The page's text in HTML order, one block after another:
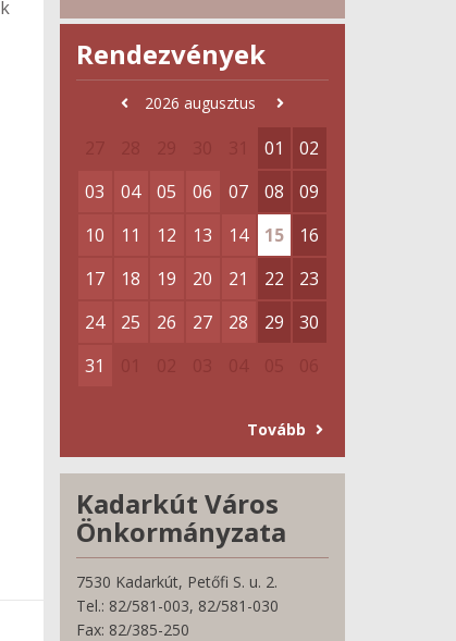
Rendezvények
2026 augusztus
01
02
03
04 05 06 07 08
09
10
11 12 13 14 15
16
17
18 19 20 21 22
23
24
25 26 27 28 29
30
31
Tovább
Kadarkút Város
Önkormányzata
7530 Kadarkút, Petőfi S. u. 2.
Tel.: 82/581-003, 82/581-030
Fax: 82/385-250